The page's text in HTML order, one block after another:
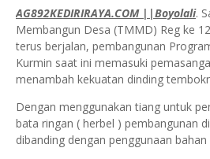
AG892KEDIRIRAYA.COM ||Boyolali.
Membangun Desa (TMMD) Reg ke
terus berjalan, pembangunan
Kurmin saat ini memasuki
menambah kekuatan dinding
Dengan menggunakan tiang untuk
bata ringan ( herbel ) pembangunan
dibanding dengan penggunaan